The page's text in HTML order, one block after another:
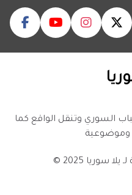
السوري وتنقل الواقع كما
وموضوعية
يلا سوريا